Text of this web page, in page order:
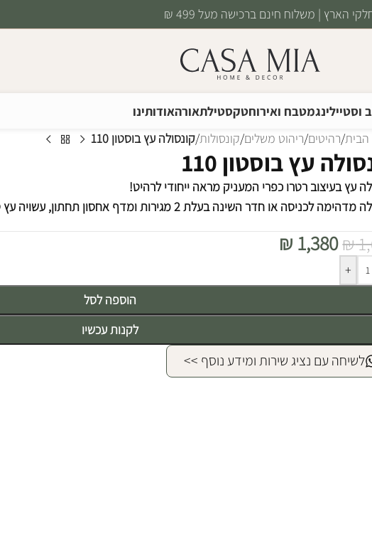
הארץ | משלוח חינם ברכישה מעל 499 ₪
וסטיילינגמטבח ואירוחטקסטילתאורהאודותינו
/רהיטים/ריהוט משלים/קונסולות/קונסולה עץ בוסטון 110
עץ בוסטון 110
עץ בעיצוב רטרו כפרי המעניק מראה ייחודי לרהיט!
לכניסה או חדר השינה בעלת 2 מגירות ומדף אחסון תחתון, עשויה עץ טבעי ממוחזר.
₪
₪ 1,380
+
הוספה לסל
לקנות עכשיו
לשיחה עם נציג שירות ומידע נוסף >>